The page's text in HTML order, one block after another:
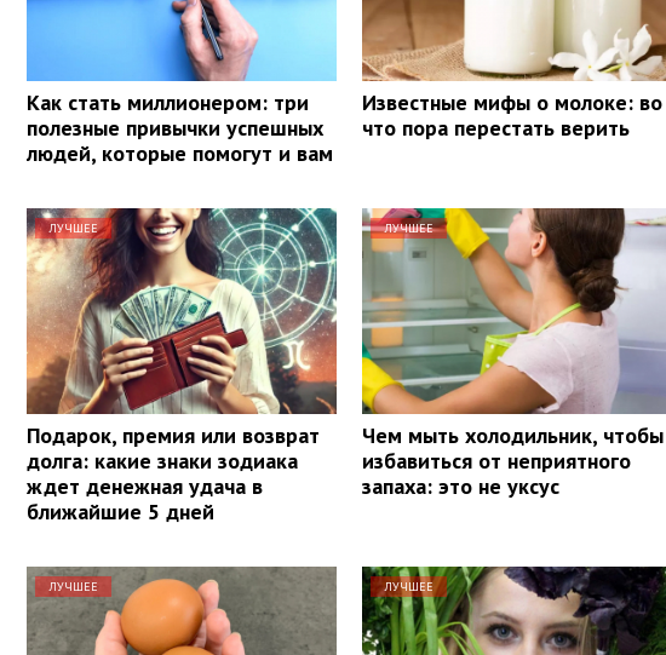
Как стать миллионером: три
полезные привычки успешных
людей, которые помогут и вам
Известные мифы о молоке: во
что пора перестать верить
ЛУЧШЕЕ
Подарок, премия или возврат
долга: какие знаки зодиака
ждет денежная удача в
ближайшие 5 дней
ЛУЧШЕЕ
Чем мыть холодильник, чтобы
избавиться от неприятного
запаха: это не уксус
ЛУЧШЕЕ ЛУЧШЕЕ